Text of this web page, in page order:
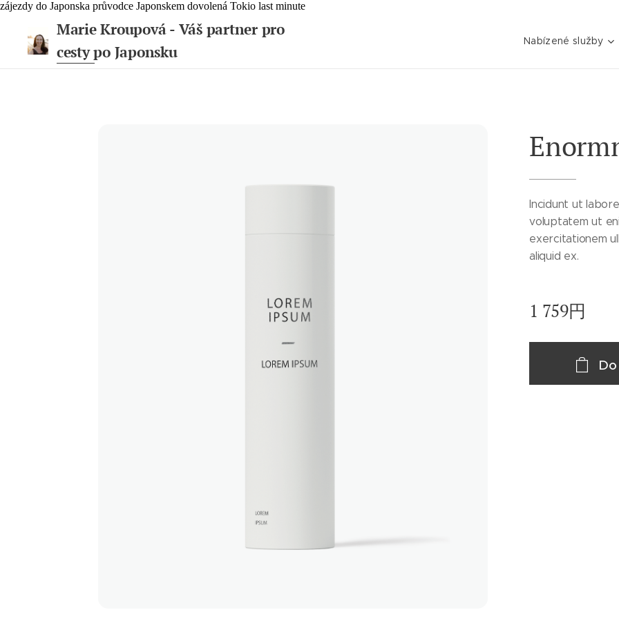
zájezdy do Japonska průvodce Japonskem dovolená Tokio last minute
Marie Kroupová - Váš partner pro
cesty po Japonsku
Nabízené služby
Incidunt ut
voluptatem ut
exercitationem
aliquid ex.
1 759円